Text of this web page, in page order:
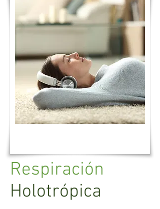
Respiración
Holotrópica